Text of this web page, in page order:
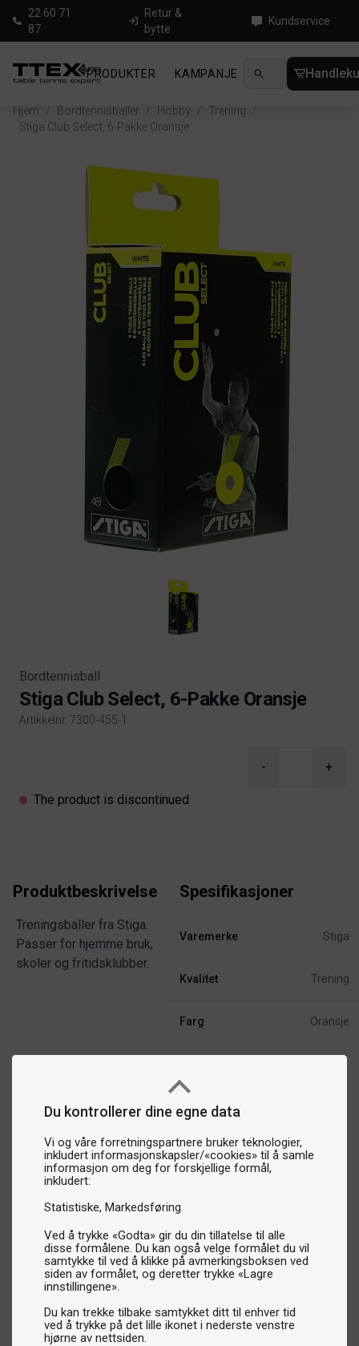
Du kontrollerer dine egne data
Vi og våre forretningspartnere bruker teknologier,
inkludert informasjonskapsler/«cookies» til å samle
informasjon om deg for forskjellige formål,
inkludert:
Statistiske Markedsføring
Ved å trykke «Godta» gir du din tillatelse til alle
disse formålene. Du kan også velge formålet du vil
samtykke til ved å klikke på avmerkingsboksen ved
siden av formålet, og deretter trykke «Lagre
innstillingene».
Du kan trekke tilbake samtykket ditt til enhver tid
ved å trykke på det lille ikonet i nederste venstre
hjørne av nettsiden.
22 60 71
87
Retur &
bytte
Kundservice
PRODUKTER KAMPANJE NYHETER
Hjem / Bordtennisballer / Hobby / Trening
/
Stiga Club Select, 6-Pakke Oransje
Bordtennisball
Stiga Club Select, 6-Pakke Oransje
Artikkelnr. 7300-455-1
- +
The product is discontinued
Produktbeskrivelse
Treningsballer fra Stiga.
Passer for hjemme bruk,
skoler og fritidsklubber.
Spesifikasjoner
Varemerke Stiga
Kvalitet Trening
Farg Oransje